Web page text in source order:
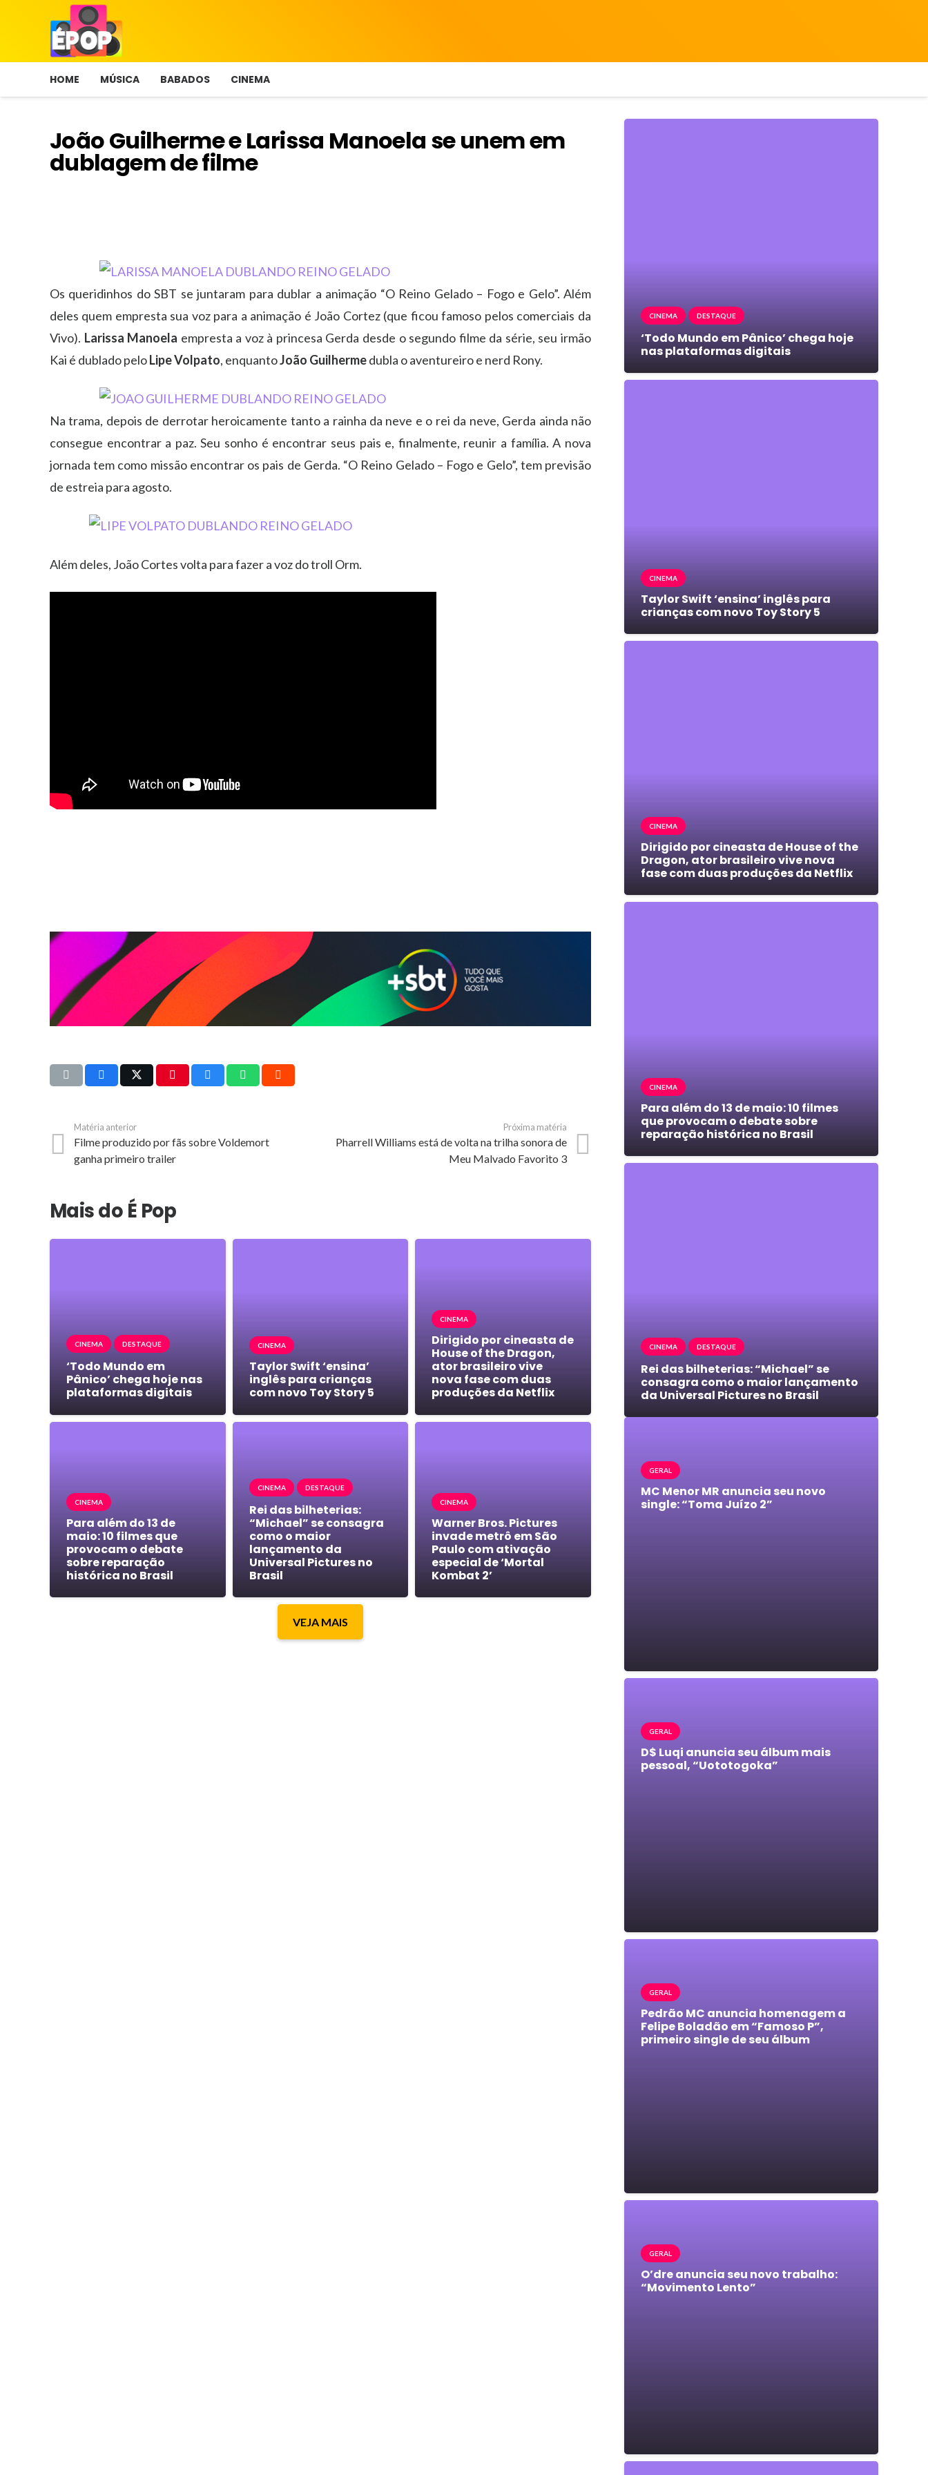
HOME MÚSICA BABADOS CINEMA
João Guilherme e Larissa Manoela se unem em
dublagem de filme
Os queridinhos do SBT se juntaram para dublar a animação “O Reino Gelado – Fogo e Gelo”. Além
deles quem empresta sua voz para a animação é João Cortez (que ficou famoso pelos comerciais da
Vivo). Larissa Manoela empresta a voz à princesa Gerda desde o segundo filme da série, seu irmão
Kai é dublado peloLipe Volpato, enquantoJoão Guilhermedubla o aventureiro e nerd Rony.
Na trama, depois de derrotar heroicamente tanto a rainha da neve e o rei da neve, Gerda ainda não
consegue encontrar a paz. Seu sonho é encontrar seus pais e, finalmente, reunir a família. A nova
jornada tem como missão encontrar os pais de Gerda. “O Reino Gelado – Fogo e Gelo”, tem previsão
de estreia para agosto.
Além deles, João Cortes volta para fazer a voz do troll Orm.
Matéria anterior
Filme produzido por fãs sobre Voldemort
ganha primeiro trailer
Próxima matéria
Pharrell Williams está de volta na trilha sonora de
Meu Malvado Favorito 3
Mais do É Pop
CINEMA DESTAQUE
‘Todo Mundo em
Pânico’ chega hoje nas
plataformas digitais
CINEMA
Taylor Swift ‘ensina’
inglês para crianças
com novo Toy Story 5
CINEMA
Dirigido por cineasta de
House of the Dragon,
ator brasileiro vive
nova fase com duas
produções da Netflix
CINEMA
Para além do 13 de
maio: 10 filmes que
provocam o debate
sobre reparação
histórica no Brasil
CINEMA DESTAQUE
Rei das bilheterias:
“Michael” se consagra
como o maior
lançamento da
Universal Pictures no
Brasil
CINEMA
Warner Bros. Pictures
invade metrô em São
Paulo com ativação
especial de ‘Mortal
Kombat 2’
VEJA MAIS
CINEMA DESTAQUE
‘Todo Mundo em Pânico’ chega hoje
nas plataformas digitais
CINEMA
Taylor Swift ‘ensina’ inglês para
crianças com novo Toy Story 5
CINEMA
Dirigido por cineasta de House of the
Dragon, ator brasileiro vive nova
fase com duas produções da Netflix
CINEMA
Para além do 13 de maio: 10 filmes
que provocam o debate sobre
reparação histórica no Brasil
CINEMA DESTAQUE
Rei das bilheterias: “Michael” se
consagra como o maior lançamento
da Universal Pictures no Brasil
GERAL
MC Menor MR anuncia seu novo
single: “Toma Juízo 2”
GERAL
D$ Luqi anuncia seu álbum mais
pessoal, “Uototogoka”
GERAL
Pedrão MC anuncia homenagem a
Felipe Boladão em “Famoso P”,
primeiro single de seu álbum
GERAL
O’dre anuncia seu novo trabalho:
“Movimento Lento”